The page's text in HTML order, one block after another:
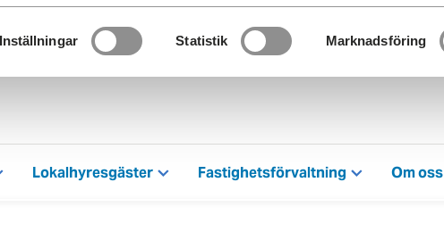
Inställningar Statistik Marknadsföring
Lokalhyresgäster Fastighetsförvaltning Om oss